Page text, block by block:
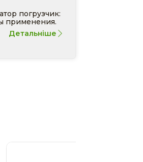
погрузчик:
применения.
Детальніше